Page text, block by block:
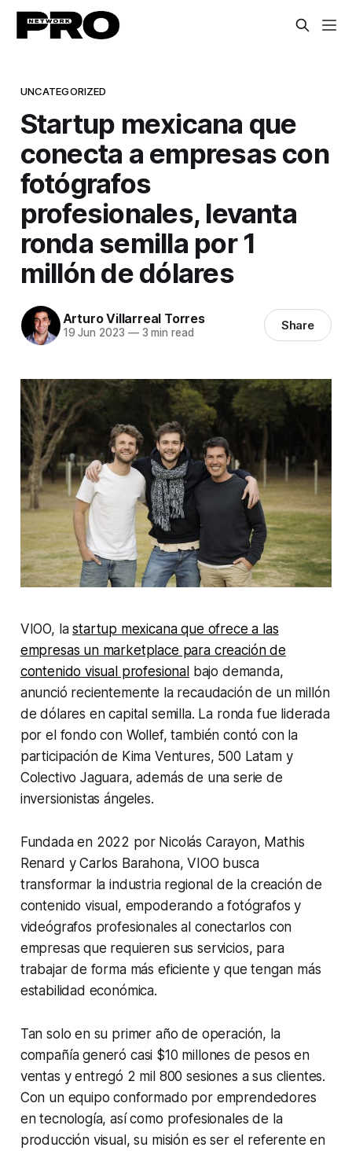
UNCATEGORIZED
Startup mexicana que
conecta a empresas con
fotógrafos
profesionales, levanta
ronda semilla por 1
millón de dólares
Arturo Villarreal Torres
19 Jun 2023 —3 min read Share
VIOO, lastartup mexicana que ofrece a las
empresas un marketplace para creación de
contenido visual profesionalbajo demanda,
anunció recientemente la recaudación de un millón
de dólares en capital semilla. La ronda fue liderada
por el fondo con Wollef, también contó con la
participación de Kima Ventures, 500 Latam y
Colectivo Jaguara, además de una serie de
inversionistas ángeles.
Fundada en 2022 por Nicolás Carayon, Mathis
Renard y Carlos Barahona, VIOO busca
transformar la industria regional de la creación de
contenido visual, empoderando a fotógrafos y
videógrafos profesionales al conectarlos con
empresas que requieren sus servicios, para
trabajar de forma más eficiente y que tengan más
estabilidad económica.
Tan solo en su primer año de operación, la
compañía generó casi $10 millones de pesos en
ventas y entregó 2 mil 800 sesiones a sus clientes.
Con un equipo conformado por emprendedores
en tecnología, así como profesionales de la
producción visual, su misión es ser el referente en